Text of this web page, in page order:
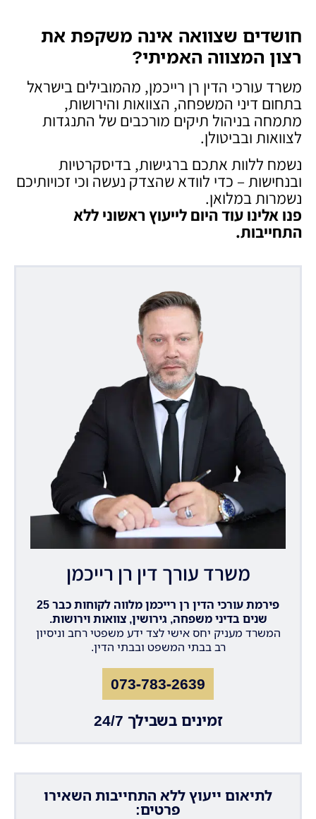
חושדים שצוואה אינה משקפת את
רצון המצווה האמיתי?
משרד עורכי הדין רן רייכמן, מהמובילים בישראל
בתחום דיני המשפחה, הצוואות והירושות,
מתמחה בניהול תיקים מורכבים של התנגדות
לצוואות ובביטולן.
נשמח ללוות אתכם ברגישות, בדיסקרטיות
ובנחישות – כדי לוודא שהצדק נעשה וכי זכויותיכם
נשמרות במלואן.
פנו אלינו עוד היום לייעוץ ראשוני ללא
התחייבות.
משרד עורך דין רן רייכמן
פירמת עורכי הדין רן רייכמן מלווה לקוחות כבר 25
שנים בדיני משפחה, גירושין, צוואות וירושות.
המשרד מעניק יחס אישי לצד ידע משפטי רחב וניסיון
רב בבתי המשפט ובבתי הדין.
073-783-2639
זמינים בשבילך 24/7
לתיאום ייעוץ ללא התחייבות השאירו
פרטים: